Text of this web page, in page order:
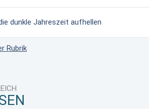
dunkle Jahreszeit aufhellen
Rubrik